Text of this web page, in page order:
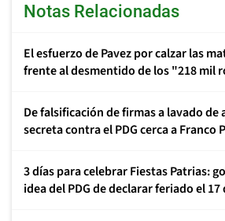
Notas Relacionadas
El esfuerzo de Pavez por calzar las
frente al desmentido de los "218 mil
De falsificación de firmas a lavado de
secreta contra el PDG cerca a Franco
3 días para celebrar Fiestas Patrias:
idea del PDG de declarar feriado el